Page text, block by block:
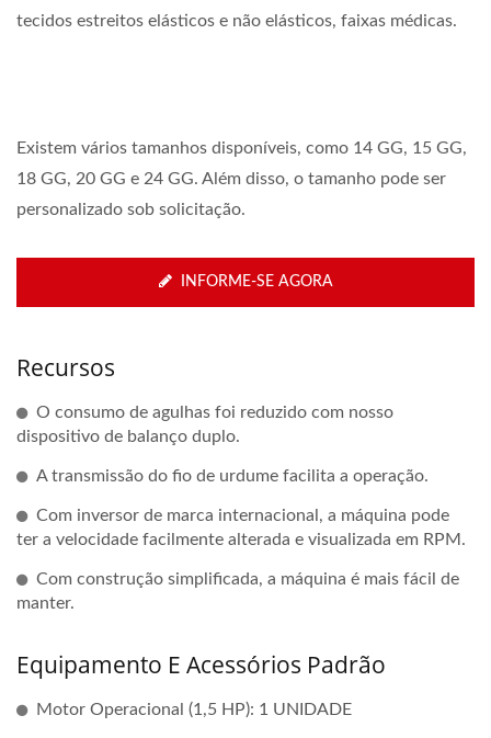
tecidos estreitos elásticos e não elásticos, faixas médicas.
Existem vários tamanhos disponíveis, como 14 GG, 15 GG,
18 GG, 20 GG e 24 GG. Além disso, o tamanho pode ser
personalizado sob solicitação.
INFORME-SE AGORA
Recursos
O consumo de agulhas foi reduzido com nosso
dispositivo de balanço duplo.
A transmissão do fio de urdume facilita a operação.
Com inversor de marca internacional, a máquina pode
ter a velocidade facilmente alterada e visualizada em RPM.
Com construção simplificada, a máquina é mais fácil de
manter.
Equipamento E Acessórios Padrão
Motor Operacional (1,5 HP): 1 UNIDADE